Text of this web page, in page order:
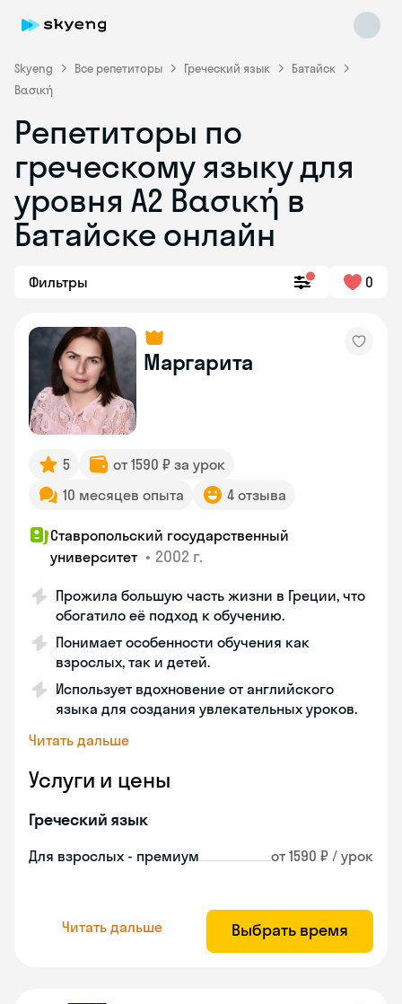
Skyeng Все репетиторы Греческий язык
Батайск
Βασική
Репетиторы по
греческому языку для
уровня Α2 Βασική в
Батайске онлайн
Фильтры 0
Маргарита
5
от 1590 ₽ за урок
10 месяцев опыта
4 отзыва
Ставропольский государственный
университет • 2002 г.
Прожила большую часть жизни в Греции, что
обогатило её подход к обучению.
Понимает особенности обучения как
взрослых, так и детей.
Использует вдохновение от английского
языка для создания увлекательных уроков.
Читать дальше
Услуги и цены
Греческий язык
Для взрослых - премиум от 1590 ₽ / урок
Читать дальше Выбрать время
Skyeng Chat
online